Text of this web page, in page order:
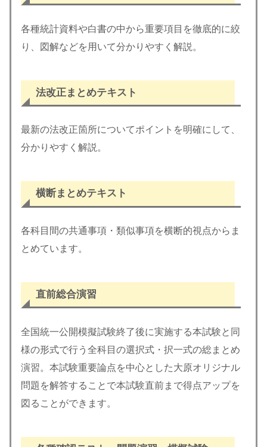
各種統計資料や白書の中から重要項目を徹底的に絞
り、図解などを用いて分かりやすく解説。
法改正まとめテキスト
最新の法改正箇所についてポイントを明確にして、
分かりやすく解説。
横断まとめテキスト
各科目間の共通事項・類似事項を横断的視点からま
とめています。
直前総合演習
全国統一公開模擬試験終了後に実施する本試験と同
様の形式で行う全科目の選択式・択一式の総まとめ
演習。本試験重要論点を中心とした大原オリジナル
問題を解答することで本試験直前まで得点アップを
図ることができます。